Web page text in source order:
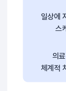
일상에
스
의
체계적